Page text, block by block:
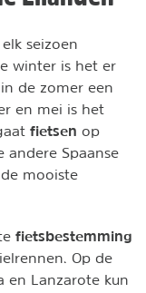
seizoen
winter is het er
de zomer een
en mei is het
fietsen op
andere Spaanse
mooiste
fietsbestemming
Op de
en Lanzarote kun